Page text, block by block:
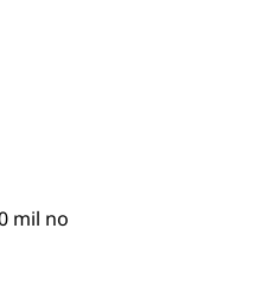
mil no